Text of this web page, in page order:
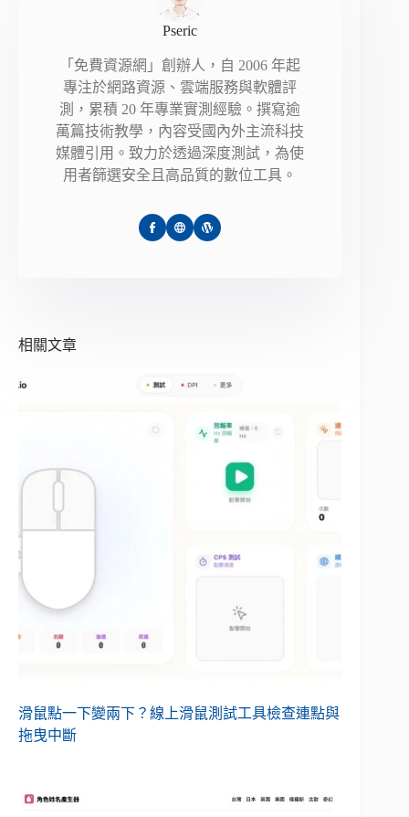
Pseric
「免費資源網」創辦人，自 2006 年起
專注於網路資源、雲端服務與軟體評
測，累積 20 年專業實測經驗。撰寫逾
萬篇技術教學，內容受國內外主流科技
媒體引用。致力於透過深度測試，為使
用者篩選安全且高品質的數位工具。
相關文章
滑鼠點一下變兩下？線上滑鼠測試工具檢查連點與
拖曳中斷